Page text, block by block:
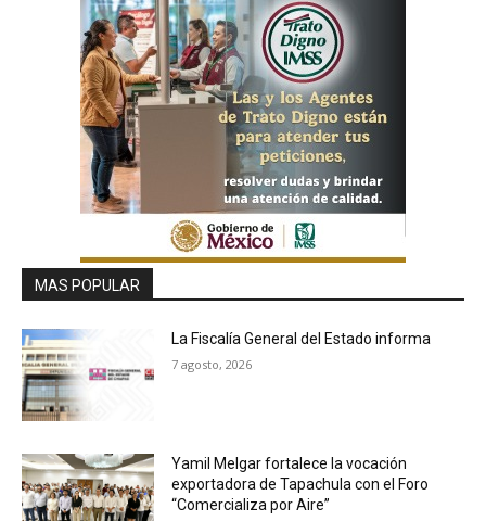
MAS POPULAR
La Fiscalía General del Estado informa
7 agosto, 2026
Yamil Melgar fortalece la vocación
exportadora de Tapachula con el Foro
“Comercializa por Aire”